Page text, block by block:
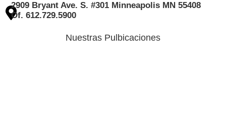
2909 Bryant Ave. S. #301 Minneapolis MN 55408
Of. 612.729.5900
Nuestras Pulbicaciones